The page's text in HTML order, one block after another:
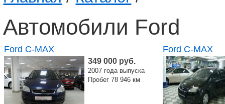
Автомобили Ford
Ford C-MAX
349 000 руб.
2007 года выпуска
Пробег 78 946 км
Ford C-MAX